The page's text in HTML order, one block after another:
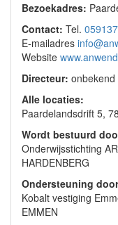
Bezoekadres:
Contact: Tel.
E-mailadres
Website
Directeur: onbekend
Alle locaties:
Paardelandsdrift 5,
Wordt bestuurd
Onderwijsstichting
HARDENBERG
Ondersteuning
Kobalt vestiging
EMMEN